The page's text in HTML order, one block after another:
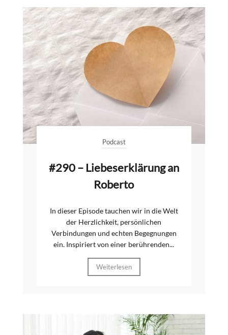
Podcast
#290 – Liebeserklärung an
Roberto
In dieser Episode tauchen wir in die Welt
der Herzlichkeit, persönlichen
Verbindungen und echten Begegnungen
ein. Inspiriert von einer berührenden...
Weiterlesen